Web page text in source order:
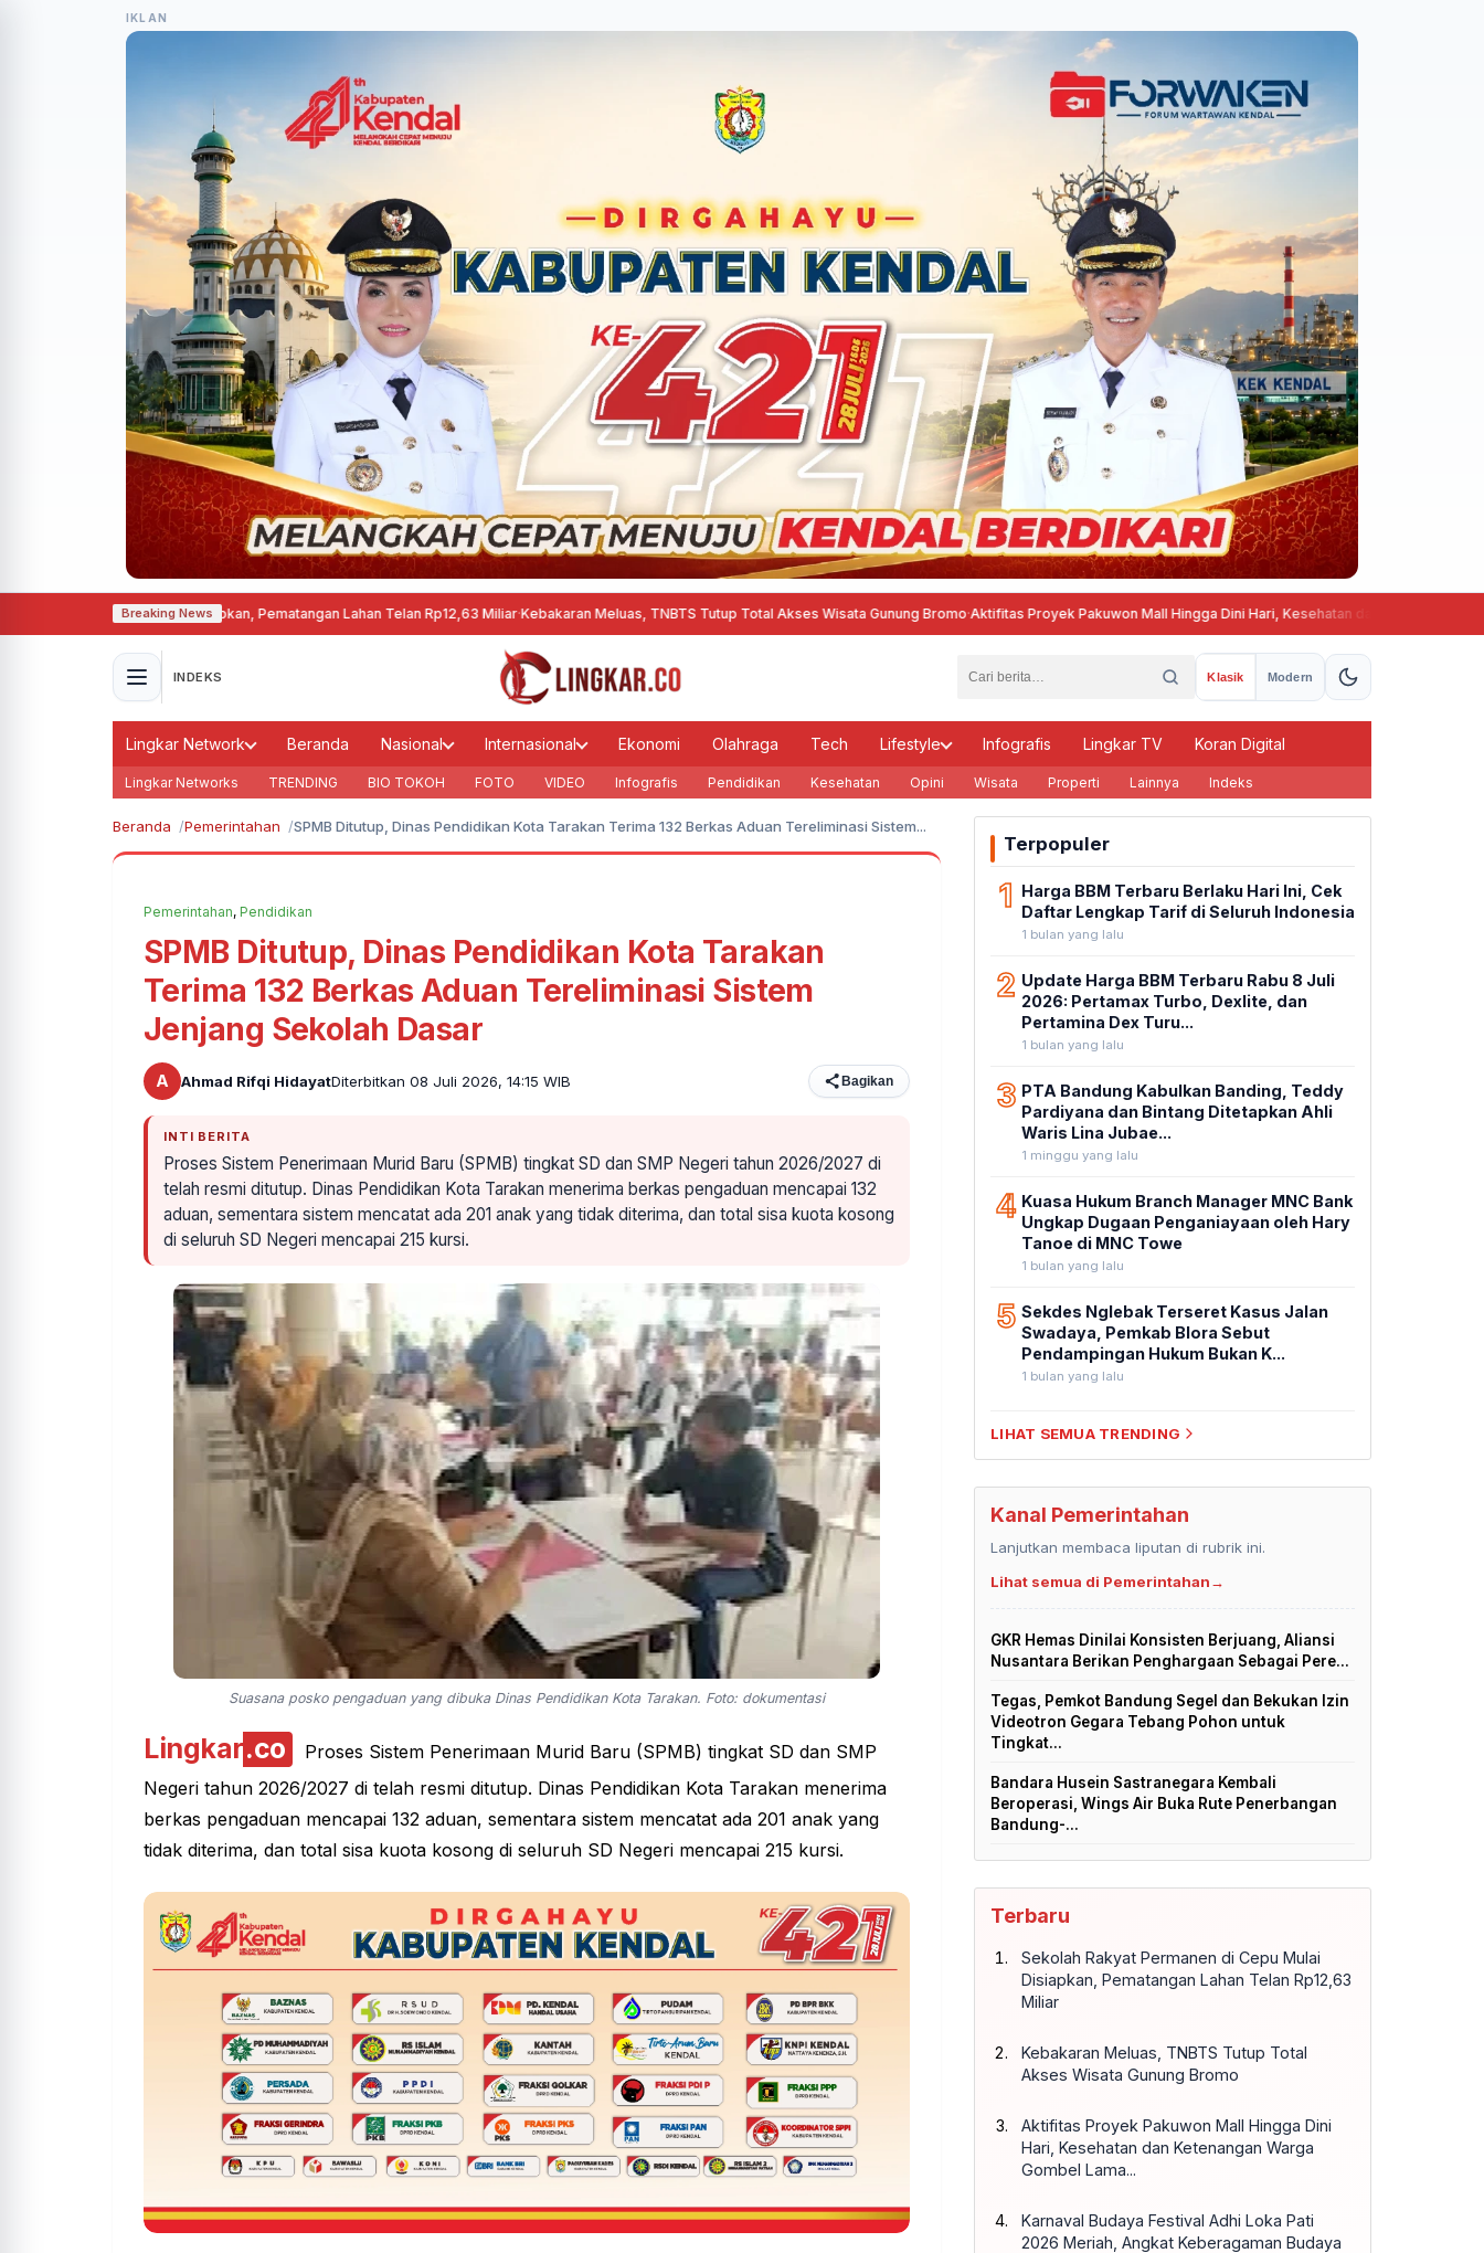
IKLAN
Breaking News
di Cepu Mulai Disiapkan, Pematangan Lahan Telan Rp12,63 Miliar·Kebakaran Meluas, TNBTS Tutup Total Akses Wisata Gunung Bromo·Aktifitas Proyek Pakuwon Mall Hingga Dini Hari, Kesehatan dan Ketenangan Warga
INDEKS Klasik Modern
Lingkar Network Beranda Nasional Internasional Ekonomi Olahraga Tech Lifestyle Infografis Lingkar TV Koran Digital
Lingkar Networks TRENDING BIO TOKOH FOTO VIDEO Infografis Pendidikan Kesehatan Opini Wisata Properti Lainnya Indeks
Beranda Pemerintahan SPMB Ditutup, Dinas Pendidikan Kota Tarakan Terima 132 Berkas Aduan Tereliminasi Sistem...
Pemerintahan, Pendidikan
SPMB Ditutup, Dinas Pendidikan Kota Tarakan
Terima 132 Berkas Aduan Tereliminasi Sistem
Jenjang Sekolah Dasar
A Ahmad Rifqi HidayatDiterbitkan 08 Juli 2026, 14:15 WIB Bagikan
INTI BERITA
Proses Sistem Penerimaan Murid Baru (SPMB) tingkat SD dan SMP Negeri tahun 2026/2027 di
telah resmi ditutup. Dinas Pendidikan Kota Tarakan menerima berkas pengaduan mencapai 132
aduan, sementara sistem mencatat ada 201 anak yang tidak diterima, dan total sisa kuota kosong
di seluruh SD Negeri mencapai 215 kursi.
Suasana posko pengaduan yang dibuka Dinas Pendidikan Kota Tarakan. Foto: dokumentasi
Lingkar.co
Proses Sistem Penerimaan Murid Baru (SPMB) tingkat SD dan SMP
Negeri tahun 2026/2027 di telah resmi ditutup. Dinas Pendidikan Kota Tarakan menerima
berkas pengaduan mencapai 132 aduan, sementara sistem mencatat ada 201 anak yang
tidak diterima, dan total sisa kuota kosong di seluruh SD Negeri mencapai 215 kursi.
Terpopuler
1 Harga BBM Terbaru Berlaku Hari Ini, Cek
Daftar Lengkap Tarif di Seluruh Indonesia
1 bulan yang lalu
2 Update Harga BBM Terbaru Rabu 8 Juli
2026: Pertamax Turbo, Dexlite, dan
Pertamina Dex Turu...
1 bulan yang lalu
3 PTA Bandung Kabulkan Banding, Teddy
Pardiyana dan Bintang Ditetapkan Ahli
Waris Lina Jubae...
1 minggu yang lalu
4 Kuasa Hukum Branch Manager MNC Bank
Ungkap Dugaan Penganiayaan oleh Hary
Tanoe di MNC Towe
1 bulan yang lalu
5 Sekdes Nglebak Terseret Kasus Jalan
Swadaya, Pemkab Blora Sebut
Pendampingan Hukum Bukan K...
1 bulan yang lalu
LIHAT SEMUA TRENDING
Kanal Pemerintahan
Lanjutkan membaca liputan di rubrik ini.
Lihat semua di Pemerintahan→
GKR Hemas Dinilai Konsisten Berjuang, Aliansi
Nusantara Berikan Penghargaan Sebagai Pere...
Tegas, Pemkot Bandung Segel dan Bekukan Izin
Videotron Gegara Tebang Pohon untuk
Tingkat...
Bandara Husein Sastranegara Kembali
Beroperasi, Wings Air Buka Rute Penerbangan
Bandung-...
Terbaru
Sekolah Rakyat Permanen di Cepu Mulai
Disiapkan, Pematangan Lahan Telan Rp12,63
Miliar
Kebakaran Meluas, TNBTS Tutup Total
Akses Wisata Gunung Bromo
Aktifitas Proyek Pakuwon Mall Hingga Dini
Hari, Kesehatan dan Ketenangan Warga
Gombel Lama...
Karnaval Budaya Festival Adhi Loka Pati
2026 Meriah, Angkat Keberagaman Budaya